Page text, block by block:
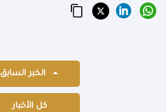
الخبر السابق
كل الأخبار